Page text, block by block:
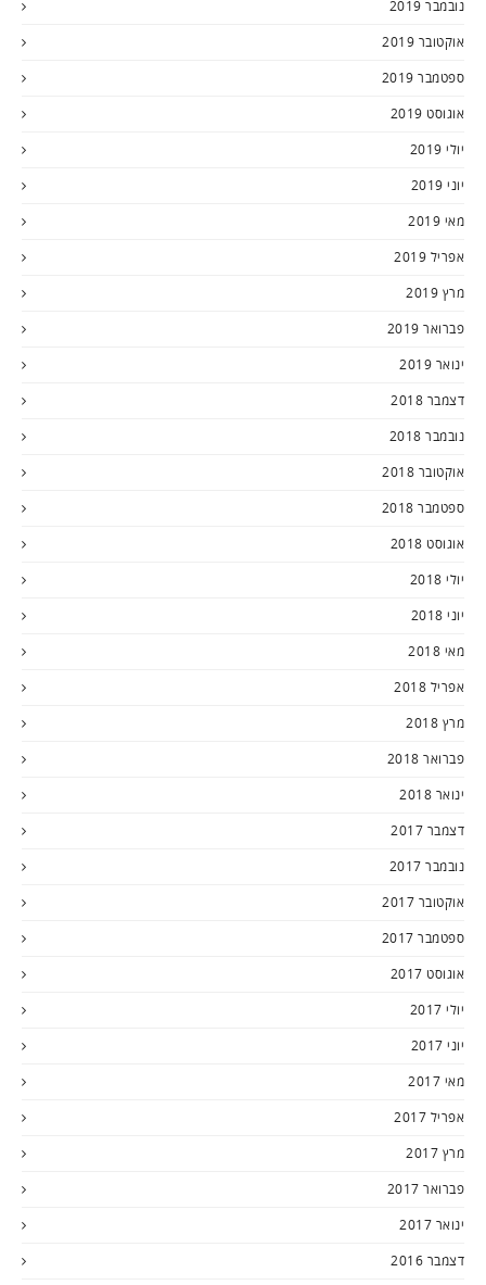
נובמבר 2019
אוקטובר 2019
ספטמבר 2019
אוגוסט 2019
יולי 2019
יוני 2019
מאי 2019
אפריל 2019
מרץ 2019
פברואר 2019
ינואר 2019
דצמבר 2018
נובמבר 2018
אוקטובר 2018
ספטמבר 2018
אוגוסט 2018
יולי 2018
יוני 2018
מאי 2018
אפריל 2018
מרץ 2018
פברואר 2018
ינואר 2018
דצמבר 2017
נובמבר 2017
אוקטובר 2017
ספטמבר 2017
אוגוסט 2017
יולי 2017
יוני 2017
מאי 2017
אפריל 2017
מרץ 2017
פברואר 2017
ינואר 2017
דצמבר 2016